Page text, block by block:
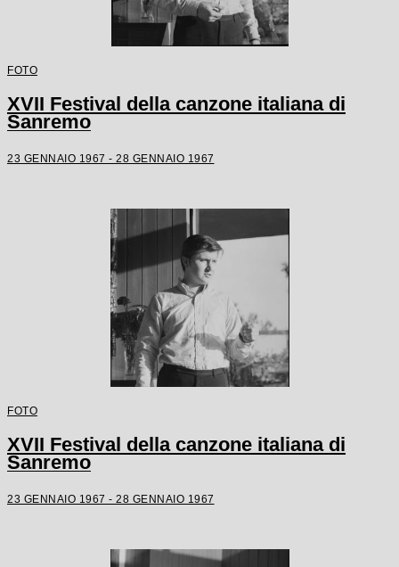
FOTO
XVII Festival della canzone italiana di
Sanremo
23 GENNAIO 1967 - 28 GENNAIO 1967
FOTO
XVII Festival della canzone italiana di
Sanremo
23 GENNAIO 1967 - 28 GENNAIO 1967